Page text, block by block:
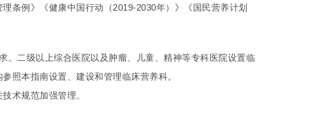
条例》《健康中国行动（2019-2030年）》《国民营养计划
二级以上综合医院以及肿瘤、儿童、精神等专科医院设置临
照本指南设置、建设和管理临床营养科。
术规范加强管理。